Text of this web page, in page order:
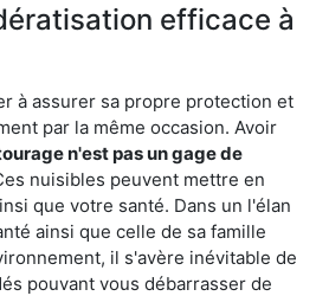
efficace à
à assurer sa propre protection et
par la même occasion. Avoir
n'est pas un gage de
nuisibles peuvent mettre en
que votre santé. Dans un l'élan
ainsi que celle de sa famille
il s'avère inévitable de
pouvant vous débarrasser de